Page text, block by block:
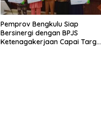
Pemprov Bengkulu Siap
Bersinergi dengan BPJS
Ketenagakerjaan Capai Target